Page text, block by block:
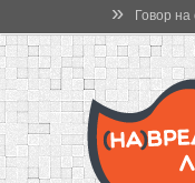
» Говор